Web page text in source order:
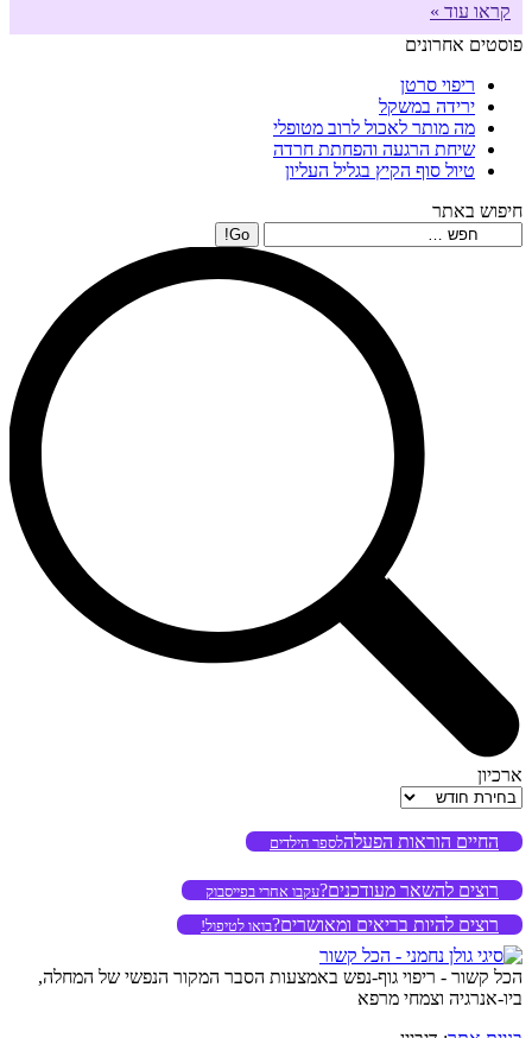
קראו עוד »
פוסטים אחרונים
ריפוי סרטן
ירידה במשקל
מה מותר לאכול לרוב מטופלי
שיחת הרגעה והפחתת חרדה
טיול סוף הקיץ בגליל העליון
חיפוש באתר
Search:
ארכיון
ארכיון
החיים הוראות הפעלהלספר הילדים
רוצים להשאר מעודכנים?עקבו אחרי בפייסבוק
רוצים להיות בריאים ומאושרים?בואו לטיפול!
הכל קשור - ריפוי גוף-נפש באמצעות הסבר המקור הנפשי של המחלה,
ביו-אנרגיה וצמחי מרפא